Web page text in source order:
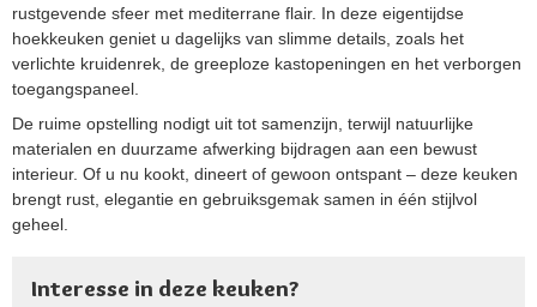
rustgevende sfeer met mediterrane flair. In deze eigentijdse
hoekkeuken geniet u dagelijks van slimme details, zoals het
verlichte kruidenrek, de greeploze kastopeningen en het verborgen
toegangspaneel.
De ruime opstelling nodigt uit tot samenzijn, terwijl natuurlijke
materialen en duurzame afwerking bijdragen aan een bewust
interieur. Of u nu kookt, dineert of gewoon ontspant – deze keuken
brengt rust, elegantie en gebruiksgemak samen in één stijlvol
geheel.
Interesse in deze keuken?